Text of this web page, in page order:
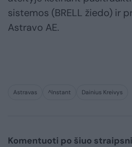
sistemos (BRELL žiedo) ir
Astravo AE.
Astravas ^Instant Dainius Kreivys
Komentuoti po šiuo